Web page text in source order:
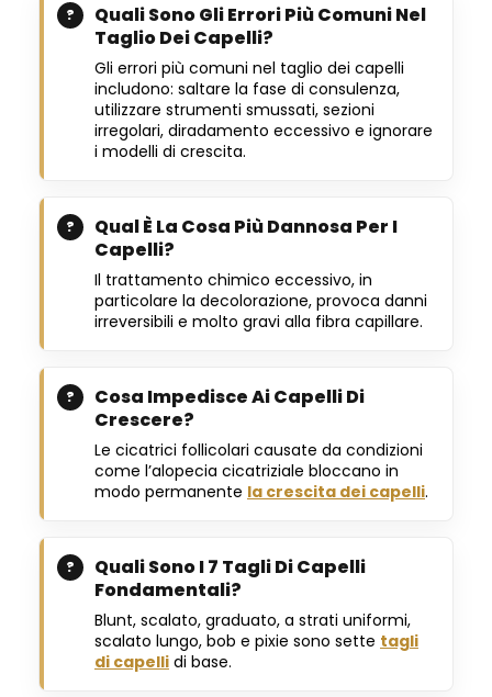
Quali Sono Gli Errori Più Comuni Nel
Taglio Dei Capelli?
Gli errori più comuni nel taglio dei capelli
includono: saltare la fase di consulenza,
utilizzare strumenti smussati, sezioni
irregolari, diradamento eccessivo e ignorare
i modelli di crescita.
Qual È La Cosa Più Dannosa Per I
Capelli?
Il trattamento chimico eccessivo, in
particolare la decolorazione, provoca danni
irreversibili e molto gravi alla fibra capillare.
Cosa Impedisce Ai Capelli Di
Crescere?
Le cicatrici follicolari causate da condizioni
come l’alopecia cicatriziale bloccano in
modo permanente la crescita dei capelli.
Quali Sono I 7 Tagli Di Capelli
Fondamentali?
Blunt, scalato, graduato, a strati uniformi,
scalato lungo, bob e pixie sono sette tagli
di capelli di base.